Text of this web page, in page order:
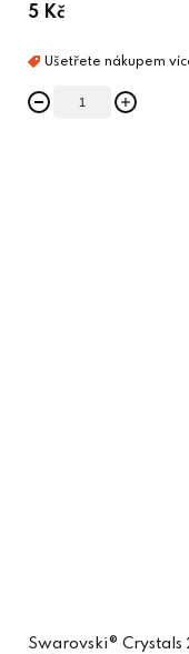
5 Kč
Swarovski® Crystals